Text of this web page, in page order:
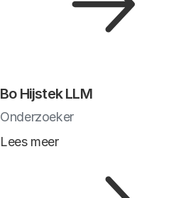
Bo Hijstek LLM
Onderzoeker
Lees meer